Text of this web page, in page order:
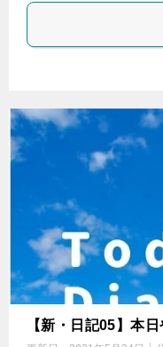
【新・日記05】本